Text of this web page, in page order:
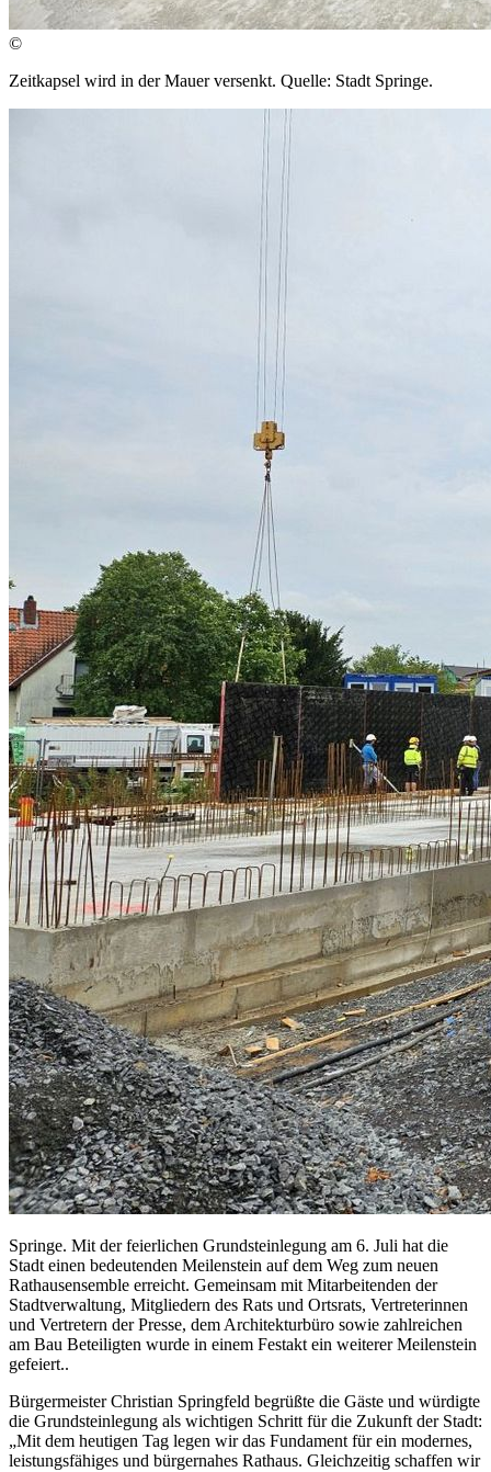
©
Zeitkapsel wird in der Mauer versenkt. Quelle: Stadt Springe.
Springe. Mit der feierlichen Grundsteinlegung am 6. Juli hat die
Stadt einen bedeutenden Meilenstein auf dem Weg zum neuen
Rathausensemble erreicht. Gemeinsam mit Mitarbeitenden der
Stadtverwaltung, Mitgliedern des Rats und Ortsrats, Vertreterinnen
und Vertretern der Presse, dem Architekturbüro sowie zahlreichen
am Bau Beteiligten wurde in einem Festakt ein weiterer Meilenstein
gefeiert..
Bürgermeister Christian Springfeld begrüßte die Gäste und würdigte
die Grundsteinlegung als wichtigen Schritt für die Zukunft der Stadt:
„Mit dem heutigen Tag legen wir das Fundament für ein modernes,
leistungsfähiges und bürgernahes Rathaus. Gleichzeitig schaffen wir